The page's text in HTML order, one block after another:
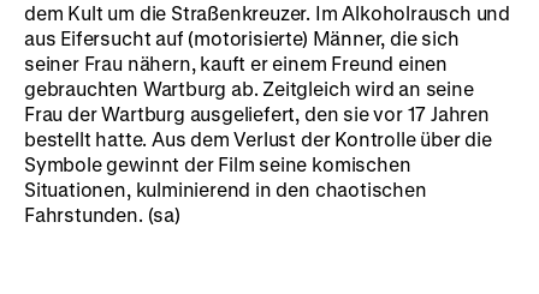
dem Kult um die Straßenkreuzer. Im Alkoholrausch und
aus Eifersucht auf (motorisierte) Männer, die sich
seiner Frau nähern, kauft er einem Freund einen
gebrauchten Wartburg ab. Zeitgleich wird an seine
Frau der Wartburg ausgeliefert, den sie vor 17 Jahren
bestellt hatte. Aus dem Verlust der Kontrolle über die
Symbole gewinnt der Film seine komischen
Situationen, kulminierend in den chaotischen
Fahrstunden. (sa)